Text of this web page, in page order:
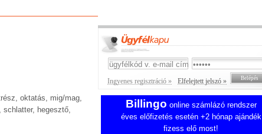
oktatás, mig/mag,
schlatter, hegesztő,
Ingyenes regisztráció » Elfelejtett jelszó »
Billingo online számlázó rendszer
éves előfizetés esetén +2 hónap ajándék
fizess elő most!